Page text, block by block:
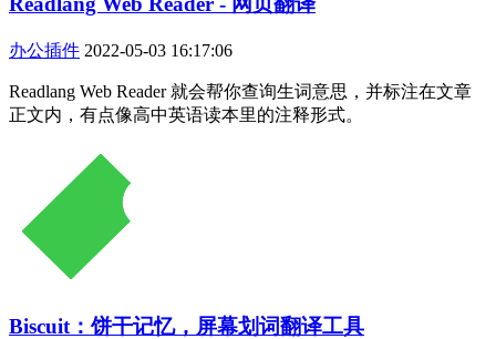
办公插件 2022-05-03 16:17:06
Readlang Web Reader 就会帮你查询生词意思，并标注在文章
正文内，有点像高中英语读本里的注释形式。
Biscuit：饼干记忆，屏幕划词翻译工具